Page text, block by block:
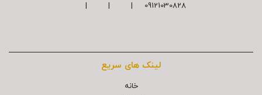
09121030828 | | |
لینک های سریع
خانه